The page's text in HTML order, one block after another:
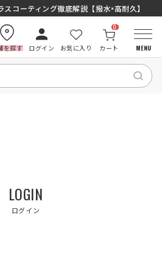
スコーティング徹底解説【撥水×高耐久】
を探す ログイン お気に入り カート
0
MENU
LOGIN
ログイン